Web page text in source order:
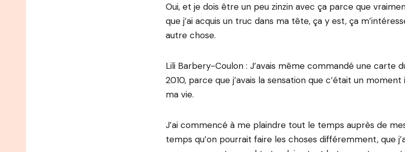
Oui, et je dois être un peu zinzin avec ça parce que
que j’ai acquis un truc dans ma tête, ça y est, ça
autre chose.
Lili Barbery-Coulon : J’avais même commandé une carte
2010, parce que j’avais la sensation que c’était un
ma vie.
J’ai commencé à me plaindre tout le temps auprès de
temps qu’on pourrait faire les choses différemment, que